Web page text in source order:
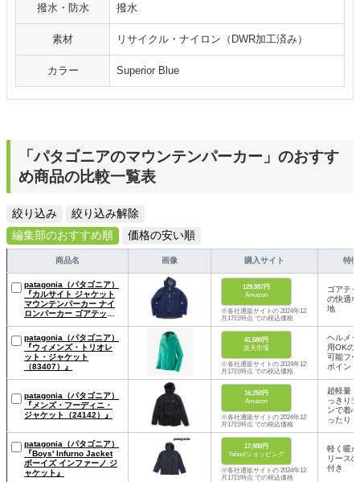
撥水・防水 撥水
素材 リサイクル・ナイロン（DWR加工済み）
カラー Superior Blue
「パタゴニアのマウンテンパーカー」のおすす
め商品の比較一覧表
絞り込み
絞り込み解除
編集部のおすすめ順
価格の安い順
商品名 画像 購入サイト 特徴
patagonia（パタゴニア）
『カルサイト ジャケット
マウンテンパーカー ナイ
ロンパーカー ゴアテック
Calcite Jacket 84986』
129,887円
Amazon
※各社通販サイトの 2024年12
月17日時点 での税込価格
ゴアテ
の快適
地
patagonia（パタゴニア）
『ウィメンズ・トリオレ
ット・ジャケット
（83407）』
41,580円
楽天市場
※各社通販サイトの 2024年12
月17日時点 での税込価格
ヘルメ
用OKの
可能フ
ポイント
patagonia（パタゴニア）
『メンズ・フーディニ・
ジャケット（24142）』
16,250円
Amazon
※各社通販サイトの 2024年12
月17日時点 での税込価格
超軽量
っきり
ンで着
ったり
patagonia（パタゴニア）
『Boys' Infurno Jacket
ボーイズ インファーノ ジ
ャケット』
17,980円
Yahoo!ショッピング
※各社通販サイトの 2024年12
月17日時点 での税込価格
軽く暖
リース
付き